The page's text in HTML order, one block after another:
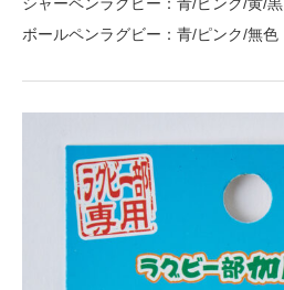
シャーペンラグビー：青/ピンク/黄/黒
ボールペンラグビー：青/ピンク/無色